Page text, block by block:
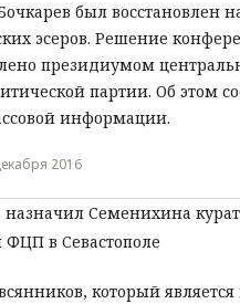
был восстановлен
эсеров. Решение
президиумом
партии. Об этом
информации.
2016
назначил Семенихина
ФЦП в Севастополе
который является